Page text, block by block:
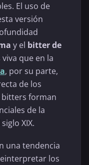
El uso de
versión
y el bitter de
que en la
, por su parte,
de los
bitters forman
de la
XIX.
una tendencia
los